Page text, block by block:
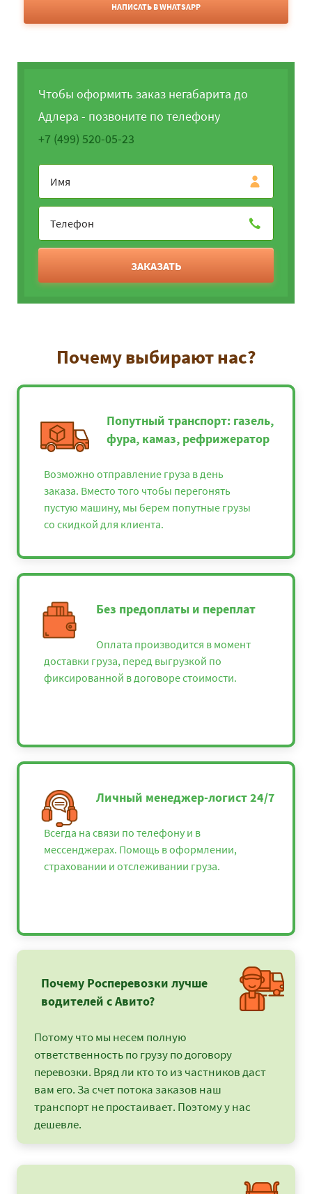
НАПИСАТЬ В WHATSAPP
Чтобы оформить заказ негабарита до
Адлера - позвоните по телефону
+7 (499) 520-05-23
ЗАКАЗАТЬ
Почему выбирают нас?
Попутный транспорт: газель,
фура, камаз, рефрижератор
Возможно отправление груза в день
заказа. Вместо того чтобы перегонять
пустую машину, мы берем попутные грузы
со скидкой для клиента.
Без предоплаты и переплат
Оплата производится в момент
доставки груза, перед выгрузкой по
фиксированной в договоре стоимости.
Личный менеджер-логист 24/7
Всегда на связи по телефону и в
мессенджерах. Помощь в оформлении,
страховании и отслеживании груза.
Почему Росперевозки лучше
водителей с Авито?
Потому что мы несем полную
ответственность по грузу по договору
перевозки. Вряд ли кто то из частников даст
вам его. За счет потока заказов наш
транспорт не простаивает. Поэтому у нас
дешевле.